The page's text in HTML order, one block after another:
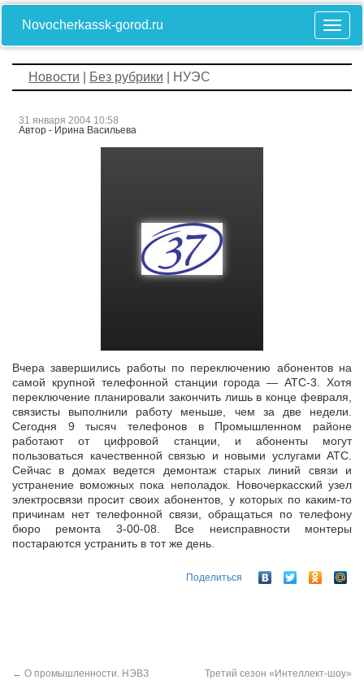
Novocherkassk-gorod.ru
Новости Без рубрики | НУЭС
31 января 2004 10:58
Автор - Ирина Васильева
Вчера завершились работы по переключению абонентов на
самой крупной телефонной станции города — АТС-3. Хотя
переключение планировали закончить лишь в конце февраля,
связисты выполнили работу меньше,
чем за две недели.
Сегодня 9 тысяч телефонов в Промышленном районе
работают от цифровой станции, и абоненты могут
пользоваться качественной связью и новыми услугами АТС.
Сейчас в домах ведется демонтаж старых линий связи и
устранение воможных пока неполадок. Новочеркасский узел
электросвязи просит своих абонентов, у которых по каким-то
причинам нет телефонной связи, обращаться по телефону
бюро ремонта 3-00-08. Все неисправности монтеры
постараются устранить в тот же день.
Поделиться
← О промышленности. НЭВЗ
Третий сезон «Интеллект-шоу»